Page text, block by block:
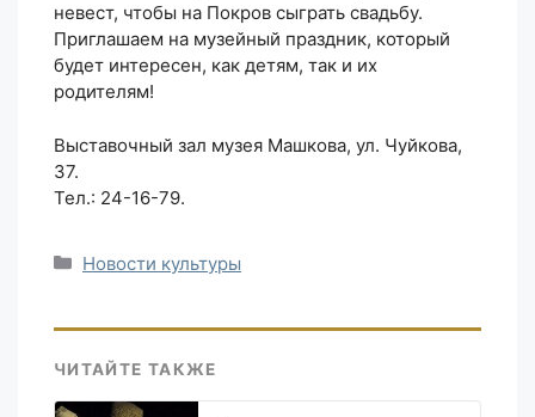
невест, чтобы на Покров сыграть свадьбу.
Приглашаем на музейный праздник, который
будет интересен, как детям, так и их
родителям!
Выставочный зал музея Машкова, ул. Чуйкова,
37.
Тел.: 24-16-79.
Рубрики
Новости культуры
ЧИТАЙТЕ ТАКЖЕ